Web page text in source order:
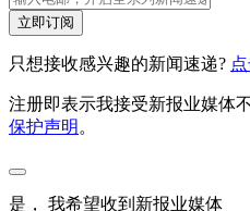
立即订阅
只想接收感兴趣的新闻速递?
注册即表示我接受新报业媒体
保护声明。
是， 我希望收到新报业媒体